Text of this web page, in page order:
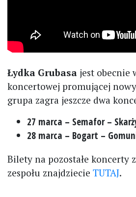
Łydka Grubasa jest obecnie
koncertowej promującej
grupa zagra jeszcze dwa
27 marca – Semafor –
28 marca – Bogart –
Bilety na pozostałe koncerty
zespołu znajdziecie TUTAJ.